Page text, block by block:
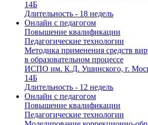
14Б
Длительность - 18 недель
Онлайн с педагогом
Повышение квалификации
Педагогические технологии
Методика применения средств
в образовательном процессе
ИСПО им. К.Д. Ушинского, г.
14Б
Длительность - 12 недель
Онлайн с педагогом
Повышение квалификации
Педагогические технологии